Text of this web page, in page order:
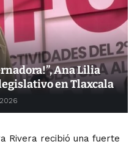
Ana Lilia
en Tlaxcala
Rivera recibió una fuerte